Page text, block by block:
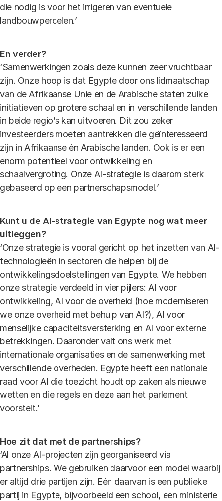
die nodig is voor het irrigeren van eventuele
landbouwpercelen.’
En verder?
‘Samenwerkingen zoals deze kunnen zeer vruchtbaar
zijn. Onze hoop is dat Egypte door ons lidmaatschap
van de Afrikaanse Unie en de Arabische staten zulke
initiatieven op grotere schaal en in verschillende landen
in beide regio’s kan uitvoeren. Dit zou zeker
investeerders moeten aantrekken die geïnteresseerd
zijn in Afrikaanse én Arabische landen. Ook is er een
enorm potentieel voor ontwikkeling en
schaalvergroting. Onze AI-strategie is daarom sterk
gebaseerd op een partnerschapsmodel.’
Kunt u de AI-strategie van Egypte nog wat meer
uitleggen?
‘Onze strategie is vooral gericht op het inzetten van AI-
technologieën in sectoren die helpen bij de
ontwikkelingsdoelstellingen van Egypte. We hebben
onze strategie verdeeld in vier pijlers: AI voor
ontwikkeling, AI voor de overheid (hoe moderniseren
we onze overheid met behulp van AI?), AI voor
menselijke capaciteitsversterking en AI voor externe
betrekkingen. Daaronder valt ons werk met
internationale organisaties en de samenwerking met
verschillende overheden. Egypte heeft een nationale
raad voor AI die toezicht houdt op zaken als nieuwe
wetten en die regels en deze aan het parlement
voorstelt.’
Hoe zit dat met de partnerships?
‘Al onze AI-projecten zijn georganiseerd via
partnerships. We gebruiken daarvoor een model waarbij
er altijd drie partijen zijn. Eén daarvan is een publieke
partij in Egypte, bijvoorbeeld een school, een ministerie